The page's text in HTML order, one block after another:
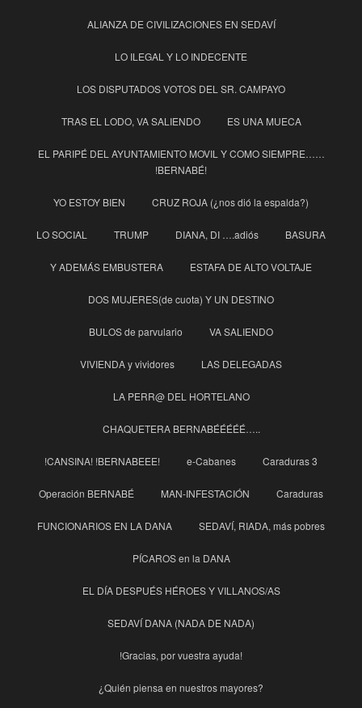
ALIANZA DE CIVILIZACIONES EN SEDAVÍ
LO ILEGAL Y LO INDECENTE
LOS DISPUTADOS VOTOS DEL SR. CAMPAYO
TRAS EL LODO, VA SALIENDO ES UNA MUECA
EL PARIPÉ DEL AYUNTAMIENTO MOVIL Y COMO SIEMPRE……
!BERNABÉ!
YO ESTOY BIEN CRUZ ROJA (¿nos dió la espalda?)
LO SOCIAL TRUMP DIANA, DI ….adiós BASURA
Y ADEMÁS EMBUSTERA ESTAFA DE ALTO VOLTAJE
DOS MUJERES(de cuota) Y UN DESTINO
BULOS de parvulario VA SALIENDO
VIVIENDA y vividores LAS DELEGADAS
LA PERR@ DEL HORTELANO
CHAQUETERA BERNABÉÉÉÉÉ…..
!CANSINA! !BERNABEEE! e-Cabanes Caraduras 3
Operación BERNABÉ MAN-INFESTACIÓN Caraduras
FUNCIONARIOS EN LA DANA SEDAVÍ, RIADA, más pobres
PÍCAROS en la DANA
EL DÍA DESPUÉS HÉROES Y VILLANOS/AS
SEDAVÍ DANA (NADA DE NADA)
!Gracias, por vuestra ayuda!
¿Quién piensa en nuestros mayores?